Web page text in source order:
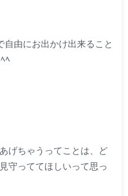
自由にお出かけ出来ること
ﾍ
げちゃうってことは、ど
守っててほしいって思っ